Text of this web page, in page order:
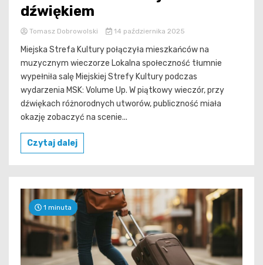
dźwiękiem
Tomasz Dobrowolski 14 października 2025
Miejska Strefa Kultury połączyła mieszkańców na
muzycznym wieczorze Lokalna społeczność tłumnie
wypełniła salę Miejskiej Strefy Kultury podczas
wydarzenia MSK: Volume Up. W piątkowy wieczór, przy
dźwiękach różnorodnych utworów, publiczność miała
okazję zobaczyć na scenie...
Czytaj dalej
1 minuta